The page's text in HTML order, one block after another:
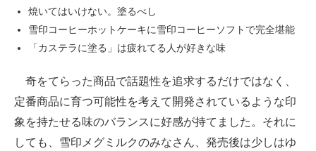
焼いてはいけない。塗るべし
雪印コーヒーホットケーキに雪印コーヒーソフトで完全堪能
「カステラに塗る」は疲れてる人が好きな味
奇をてらった商品で話題性を追求するだけではなく、
定番商品に育つ可能性を考えて開発されているような印
象を持たせる味のバランスに好感が持てました。それに
しても、雪印メグミルクのみなさん、発売後は少しはゆ